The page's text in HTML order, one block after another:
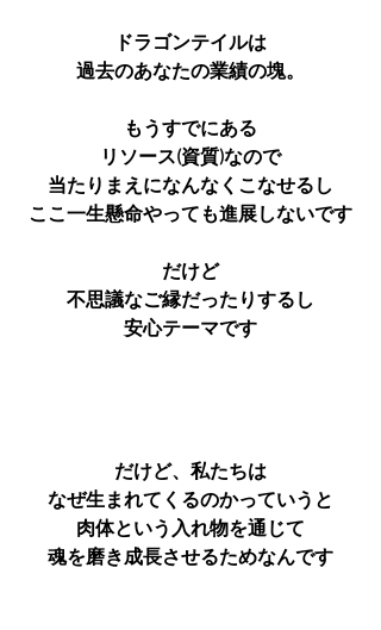
ドラゴンテイルは
過去のあなたの業績の塊。
もうすでにある
リソース(資質)なので
当たりまえになんなくこなせるし
ここ一生懸命やっても進展しないです
だけど
不思議なご縁だったりするし
安心テーマです
だけど、私たちは
なぜ生まれてくるのかっていうと
肉体という入れ物を通じて
魂を磨き成長させるためなんです